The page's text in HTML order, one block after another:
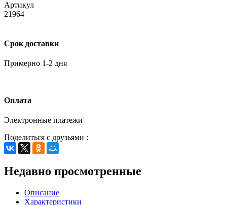
Артикул
21964
Срок доставки
Примерно 1-2 дня
Оплата
Электронные платежи
Поделиться с друзьями :
Недавно просмотренные
Описание
Характеристики